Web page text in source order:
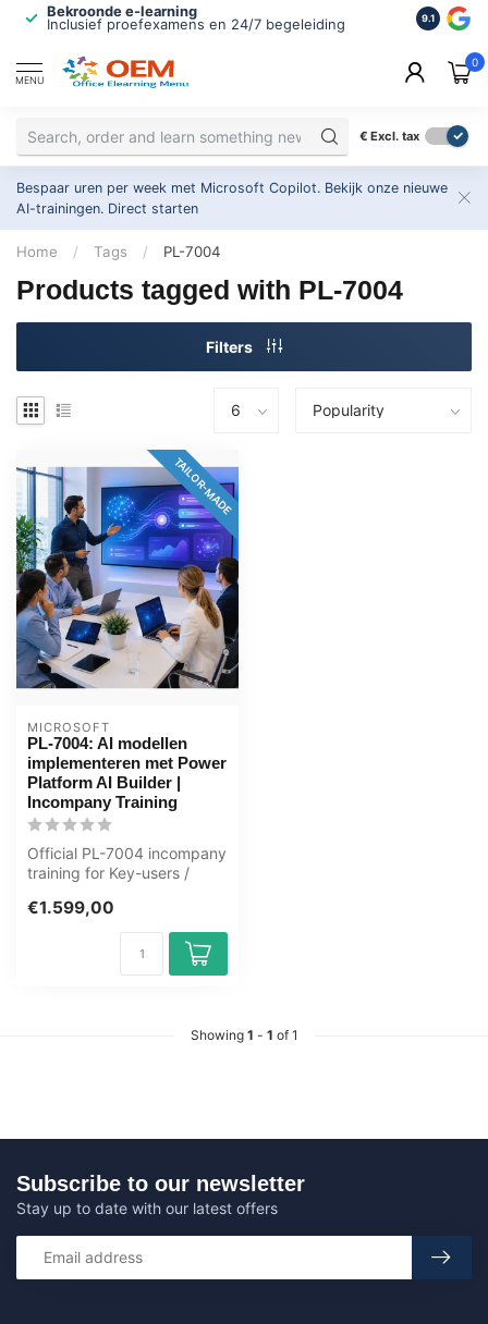
Bekroonde e-learning
Inclusief proefexamens en 24/7 begeleiding
ISO
2.500+
9.1
MENU
0
€ Excl. tax
Bespaar uren per week met Microsoft Copilot. Bekijk onze nieuwe
AI-trainingen. Direct starten
Home / Tags / PL-7004
Products tagged with PL-7004
Filters
TAILOR-MADE
MICROSOFT
PL-7004: AI modellen
implementeren met Power
Platform AI Builder |
Incompany Training
Official PL-7004 incompany
training for Key-users /
custom...
€1.599,00
Showing 1 - 1 of 1
Subscribe to our newsletter
Stay up to date with our latest offers